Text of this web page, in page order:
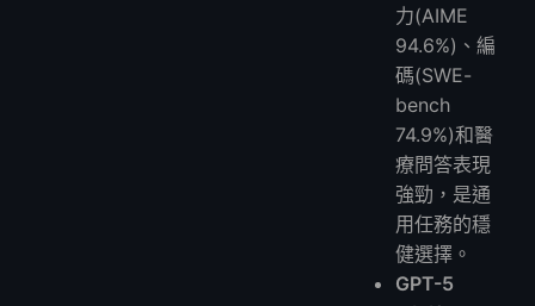
力(AIME
94.6%)、編
碼(SWE-
bench
74.9%)和醫
療問答表現
強勁，是通
用任務的穩
健選擇。
GPT-5